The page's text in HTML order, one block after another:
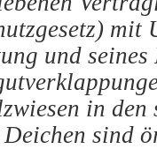
mit
und seines
in den
Deichen sind